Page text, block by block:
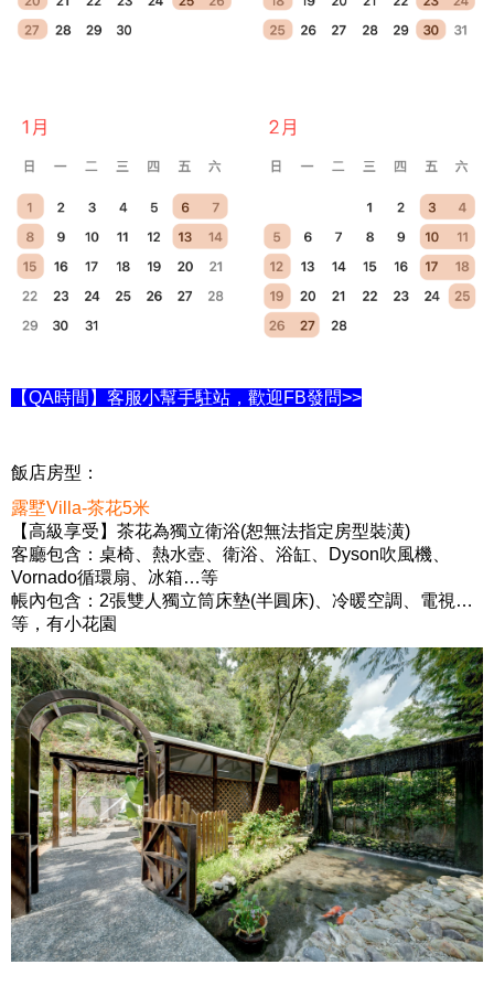
【QA時間】客服小幫手駐站，歡迎FB發問>>
飯店房型：
露墅Villa-茶花5米
【高級享受】茶花為獨立衛浴(恕無法指定房型裝潢)
客廳包含：桌椅、熱水壺、衛浴、浴缸、Dyson吹風機、
Vornado循環扇、冰箱…等
帳內包含：2張雙人獨立筒床墊(半圓床)、冷暖空調、電視…
等，有小花園